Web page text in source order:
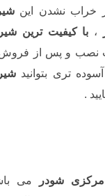
خراب نشدن این
، با کیفیت ترین
نصب و پس از
تری بتوانید
.
شودر
می